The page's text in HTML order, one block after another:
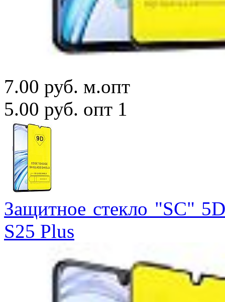
7.00 руб. м.опт
5.00 руб. опт 1
Защитное стекло "SC"
S25 Plus